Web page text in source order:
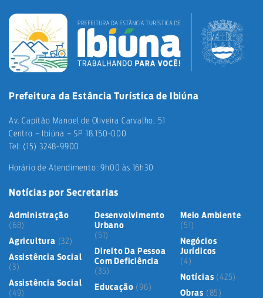
Prefeitura da Estância Turística de Ibiúna
Av. Capitão Manoel de Oliveira Carvalho, 51
Centro – Ibiúna – SP 18.150-000
Tel: (15) 3248-9900
Horário de Atendimento: 9h00 às 16h30
Notícias por Secretarias
Administração
(68)
Agricultura (32)
Assistência Social
(3)
Assistência Social
(49)
Desenvolvimento
Urbano
(51)
Direito Da Pessoa
Com Deficiência
(35)
Educação (96)
Meio Ambiente
(51)
Negócios
Jurídicos
(4)
Notícias (425)
Obras (85)